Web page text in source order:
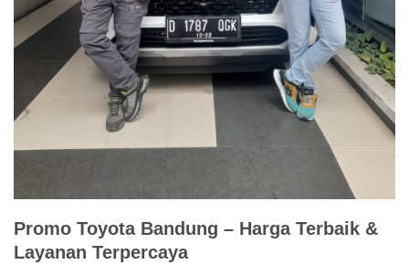
Promo Toyota Bandung – Harga Terbaik &
Layanan Terpercaya